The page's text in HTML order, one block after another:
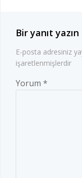
Bir yanıt yazın
E-posta adresiniz
işaretlenmişlerdir
Yorum *